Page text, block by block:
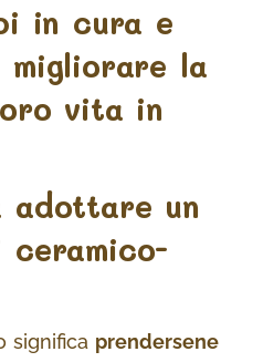
in cura e
la
vita in
adottare un
significa prendersene